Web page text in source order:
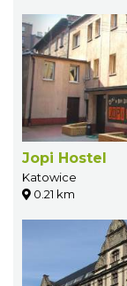
Jopi Hostel
Katowice
0.21 km